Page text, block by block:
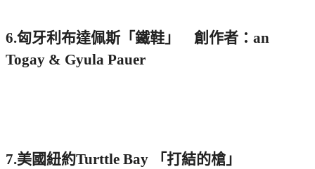
6.匈牙利布達佩斯「鐵鞋」 創作者：an
Togay & Gyula Pauer
7.美國紐約Turttle Bay 「打結的槍」